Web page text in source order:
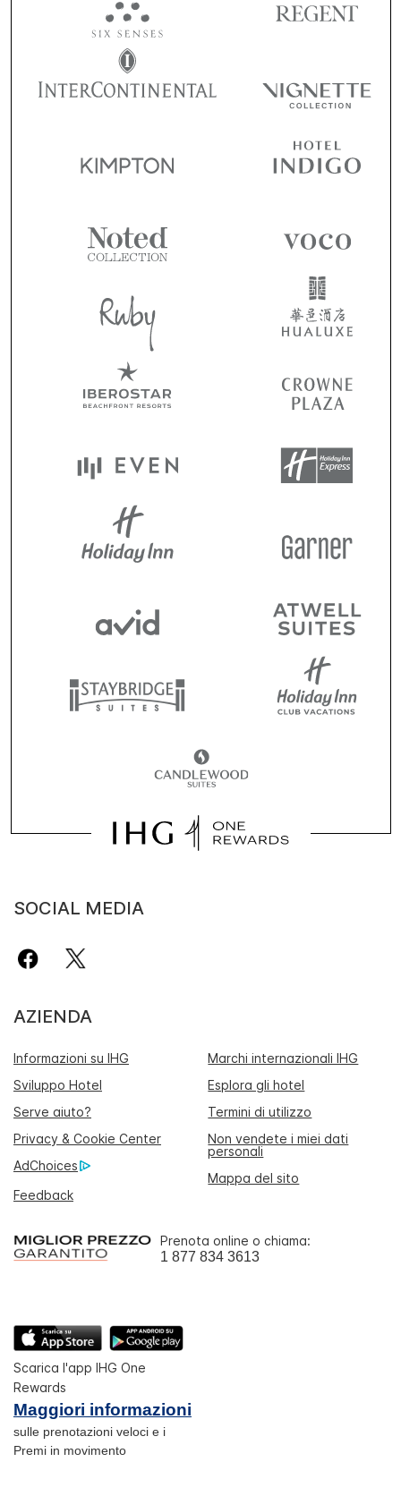
SOCIAL MEDIA
AZIENDA
Informazioni su IHG
Marchi internazionali IHG
Sviluppo Hotel
Esplora gli hotel
Serve aiuto?
Termini di utilizzo
Privacy & Cookie Center
Non vendete i miei dati
personali
AdChoices
Mappa del sito
Feedback
Prenota online o chiama:
1 877 834 3613
Scarica l'app IHG One
Rewards
Maggiori informazioni
sulle prenotazioni veloci e i
Premi in movimento